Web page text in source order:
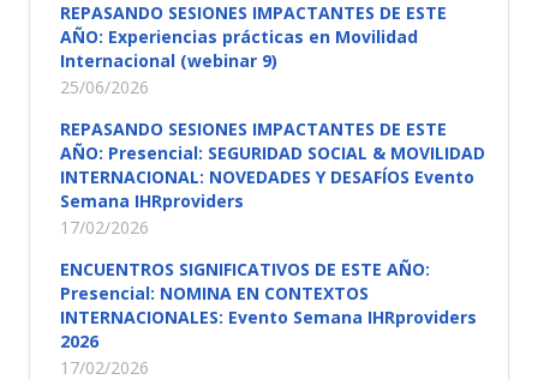
REPASANDO SESIONES IMPACTANTES DE ESTE
AÑO: Experiencias prácticas en Movilidad
Internacional (webinar 9)
25/06/2026
REPASANDO SESIONES IMPACTANTES DE ESTE
AÑO: Presencial: SEGURIDAD SOCIAL & MOVILIDAD
INTERNACIONAL: NOVEDADES Y DESAFÍOS Evento
Semana IHRproviders
17/02/2026
ENCUENTROS SIGNIFICATIVOS DE ESTE AÑO:
Presencial: NOMINA EN CONTEXTOS
INTERNACIONALES: Evento Semana IHRproviders
2026
17/02/2026